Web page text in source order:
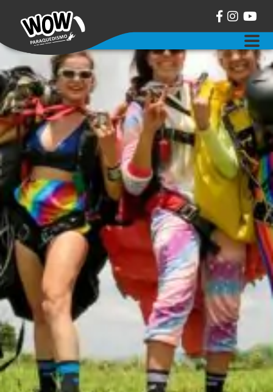
sobre a wow paraquedismo
salto duplo de paraquedas
curso aff de paraquedismo
balonismo
eventos
contato
blog